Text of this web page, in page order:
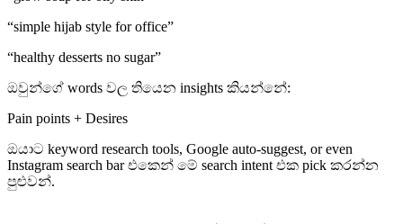
“simple hijab style for office”
“healthy desserts no sugar”
ඔවුන්ගේ words වල තියෙන insights කියන්නේ:
Pain points + Desires
ඔයාට keyword research tools, Google auto-suggest, or even
Instagram search bar එකෙන් මේ search intent එක pick කරන්න
පුළුවන්.